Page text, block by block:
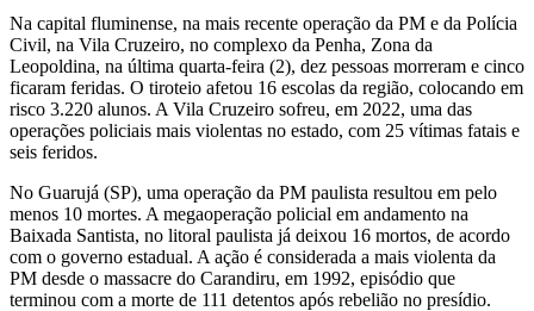
Na capital fluminense, na mais recente operação da PM e da Polícia
Civil, na Vila Cruzeiro, no complexo da Penha, Zona da
Leopoldina, na última quarta-feira (2), dez pessoas morreram e cinco
ficaram feridas. O tiroteio afetou 16 escolas da região, colocando em
risco 3.220 alunos. A Vila Cruzeiro sofreu, em 2022, uma das
operações policiais mais violentas no estado, com 25 vítimas fatais e
seis feridos.
No Guarujá (SP), uma operação da PM paulista resultou em pelo
menos 10 mortes. A megaoperação policial em andamento na
Baixada Santista, no litoral paulista já deixou 16 mortos, de acordo
com o governo estadual. A ação é considerada a mais violenta da
PM desde o massacre do Carandiru, em 1992, episódio que
terminou com a morte de 111 detentos após rebelião no presídio.